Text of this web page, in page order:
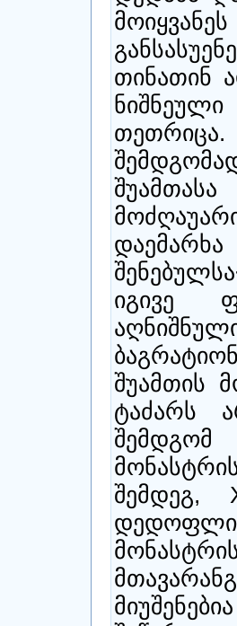
თინათინ
იგივე
შუამთის
ტაძარს
შემდეგ,